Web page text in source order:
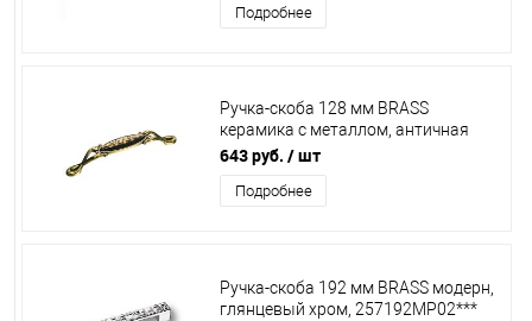
Подробнее
Ручка-скоба 128 мм BRASS
керамика с металлом, античная
бронза, 15.090.128.PO25B.12***
643 руб. / шт
Подробнее
Ручка-скоба 192 мм BRASS модерн,
глянцевый хром, 257192МР02***